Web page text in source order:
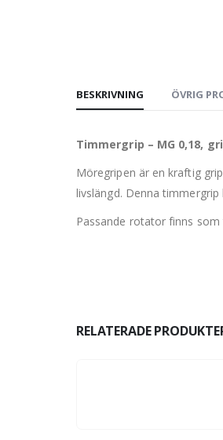
BESKRIVNING ÖVRIG
Timmergrip – MG 0,18,
Möregripen är en kraftig
livslängd. Denna timmergrip
Passande rotator finns som
RELATERADE